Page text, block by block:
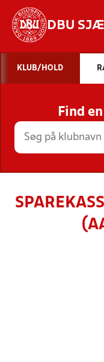
DBU
STILLINGER,
KLUB/HOLD
Find